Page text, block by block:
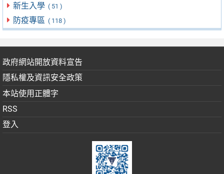
新生入學 ( 51 )
防疫專區 ( 118 )
政府網站開放資料宣告
隱私權及資訊安全政策
本站使用正體字
RSS
登入